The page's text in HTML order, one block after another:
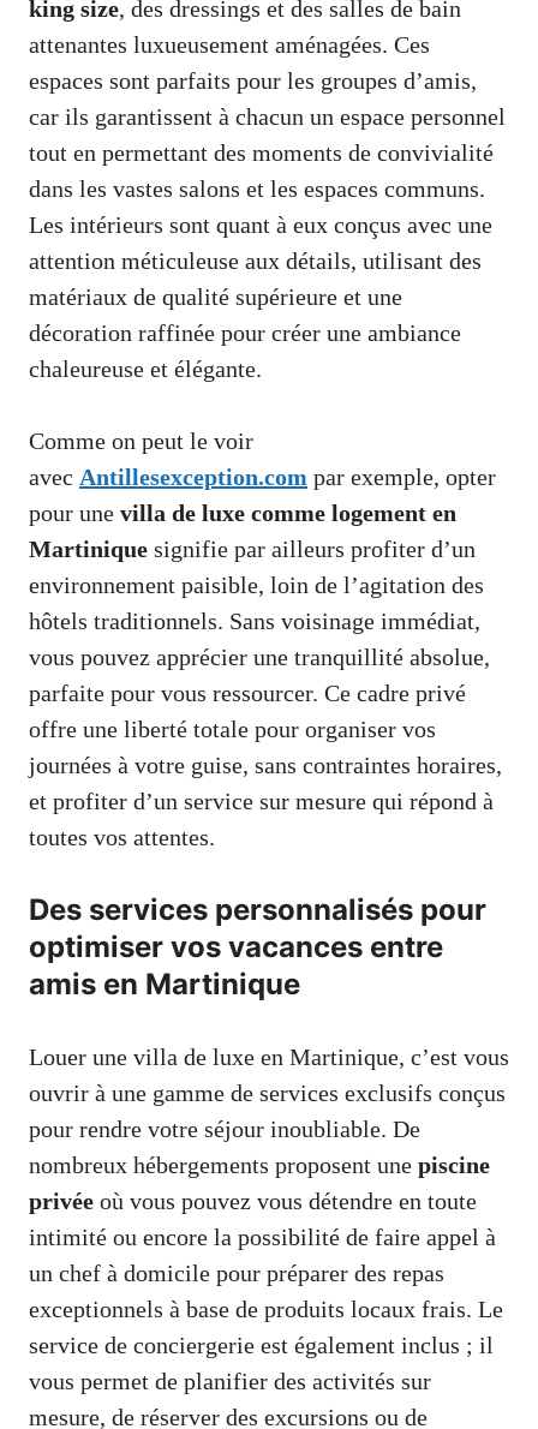
king size, des dressings et des salles de bain
attenantes luxueusement aménagées. Ces
espaces sont parfaits pour les groupes d’amis,
car ils garantissent à chacun un espace personnel
tout en permettant des moments de convivialité
dans les vastes salons et les espaces communs.
Les intérieurs sont quant à eux conçus avec une
attention méticuleuse aux détails, utilisant des
matériaux de qualité supérieure et une
décoration raffinée pour créer une ambiance
chaleureuse et élégante.
Comme on peut le voir
avec Antillesexception.com par exemple, opter
pour une villa de luxe comme logement en
Martinique signifie par ailleurs profiter d’un
environnement paisible, loin de l’agitation des
hôtels traditionnels. Sans voisinage immédiat,
vous pouvez apprécier une tranquillité absolue,
parfaite pour vous ressourcer. Ce cadre privé
offre une liberté totale pour organiser vos
journées à votre guise, sans contraintes horaires,
et profiter d’un service sur mesure qui répond à
toutes vos attentes.
Des services personnalisés pour
optimiser vos vacances entre
amis en Martinique
Louer une villa de luxe en Martinique, c’est vous
ouvrir à une gamme de services exclusifs conçus
pour rendre votre séjour inoubliable. De
nombreux hébergements proposent une piscine
privée où vous pouvez vous détendre en toute
intimité ou encore la possibilité de faire appel à
un chef à domicile pour préparer des repas
exceptionnels à base de produits locaux frais. Le
service de conciergerie est également inclus ; il
vous permet de planifier des activités sur
mesure, de réserver des excursions ou de